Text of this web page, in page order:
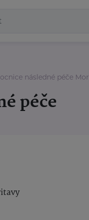
následné péče
péče